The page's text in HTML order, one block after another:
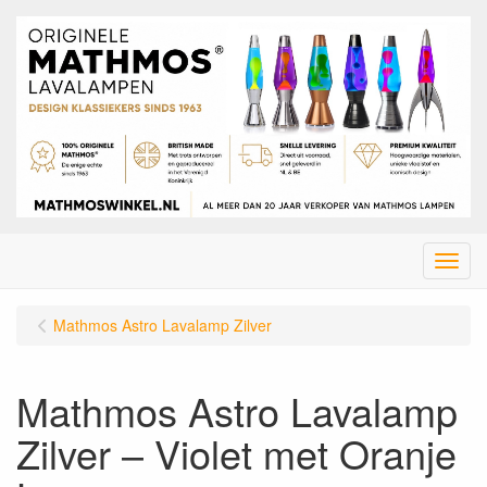
Menu
Mathmos Astro Lavalamp Zilver
Mathmos Astro Lavalamp
Zilver – Violet met Oranje